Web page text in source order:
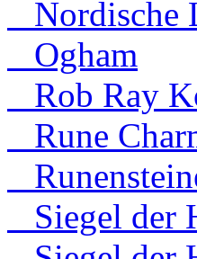
Nordische
Ogham
Rob Ray
Rune
Siegel der